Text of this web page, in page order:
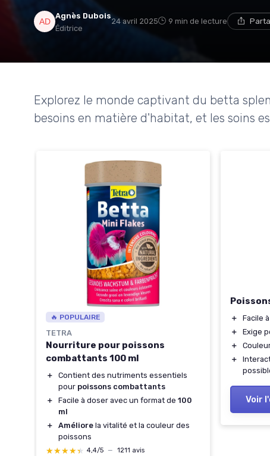
Agnès Dubois
Éditrice
24 avril 2025 9 min de lecture
Explorez le monde captivant du betta
besoins en matière d'habitat, et les soins
🔥 POPULAIRE
TETRA
Nourriture pour poissons
combattants 100 ml
＋
Contient des nutriments essentiels
pour poissons combattants
＋
Facile à doser avec un format de 100
ml
＋
Améliore la vitalité et la couleur des
poissons
★★★★★
★★★★★ 4,4/5 — 1211 avis
＋ Facile
＋
Exige
＋
＋
Voir